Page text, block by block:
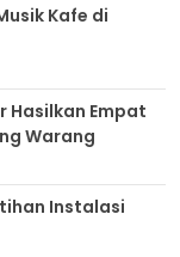
Kafe di
Hasilkan Empat
Warang
Instalasi